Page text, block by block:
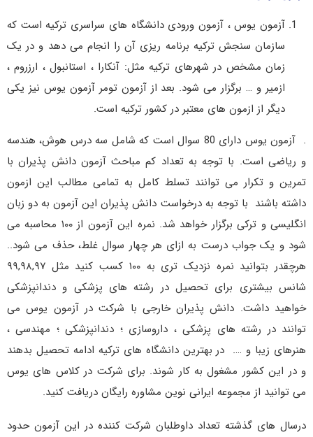
آزمون یوس ، آزمون ورودی دانشگاه های سراسری ترکیه است که
سازمان سنجش ترکیه برنامه ریزی آن را انجام می دهد و در یک
زمان مشخص در شهرهای ترکیه مثل: آنکارا ، استانبول ، ارزروم ،
ازمیر و … برگزار می شود. بعد از آزمون تومر آزمون یوس نیز یکی
دیگر از ازمون های معتبر در کشور ترکیه است.
. آزمون یوس دارای 80 سوال است که شامل سه درس هوش، هندسه
و ریاضی است. با توجه به تعداد کم مباحث آزمون دانش پذیران با
تمرین و تکرار می توانند تسلط کامل به تمامی مطالب این ازمون
داشته باشند با توجه به درخواست دانش پذیران این آزمون به دو زبان
انگلیسی و ترکی برگزار خواهد شد. نمره این آزمون از ۱۰۰ محاسبه می
شود و یک جواب درست به ازای هر چهار سوال غلط، حذف می شود..
هرچقدر بتوانید نمره نزدیک تری به ۱۰۰ کسب کنید مثل ۹۹,۹۸,۹۷
شانس بیشتری برای تحصیل در رشته های پزشکی و دندانپزشکی
خواهید داشت. دانش پذیران خارجی با شرکت در آزمون یوس می
توانند در رشته های پزشکی ، داروسازی ؛ دندانپزشکی ؛ مهندسی ،
هنرهای زیبا و …. در بهترین دانشگاه های ترکیه ادامه تحصیل بدهند
و در این کشور مشغول به کار شوند. برای شرکت در کلاس های یوس
می توانید از مجموعه ایرانی نوین مشاوره رایگان دریافت کنید.
درسال های گذشته تعداد داوطلبان شرکت کننده در این آزمون حدود